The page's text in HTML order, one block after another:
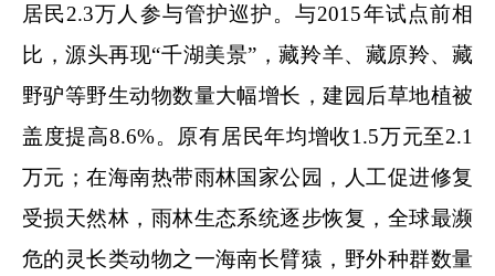
居民2.3万人参与管护巡护。与2015年试点前相
比，源头再现“千湖美景”，藏羚羊、藏原羚、藏
野驴等野生动物数量大幅增长，建园后草地植被
盖度提高8.6%。原有居民年均增收1.5万元至2.1
万元；在海南热带雨林国家公园，人工促进修复
受损天然林，雨林生态系统逐步恢复，全球最濒
危的灵长类动物之一海南长臂猿，野外种群数量